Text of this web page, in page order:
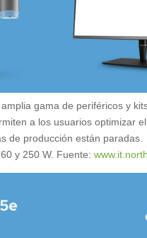
gama de periféricos y
a los usuarios optimizar
de producción están paradas.
y 250 W. Fuente: